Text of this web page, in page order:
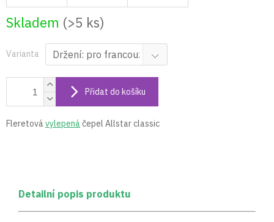
Skladem (>5 ks)
Varianta
Přidat do košíku
Fleretovávylepená čepel Allstar classic
Detailní popis produktu